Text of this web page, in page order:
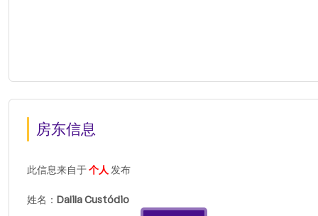
房东信息
此信息来自于个人发布
姓名： Dalila Custódio